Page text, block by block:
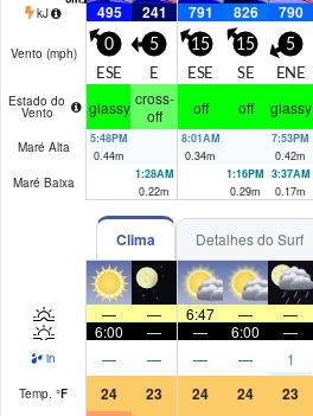
kJ 495 241 791 826 790
Vento (mph) 0
ESE
5
E
15
ESE
15
SE
5
ENE
Estado do
Vento glassy cross-
off
off off glassy
Maré Alta
5:48PM
0.44m
8:01AM
0.34m
7:53PM
0.42m
Maré Baixa
1:28AM
0.22m
1:16PM
0.29m
3:37AM
0.17m
Clima Detalhes do Surf
— — 6:47 — —
6:00
— — 6:00 —
in — — — — 1
Temp. °F 24 23 24 24 23